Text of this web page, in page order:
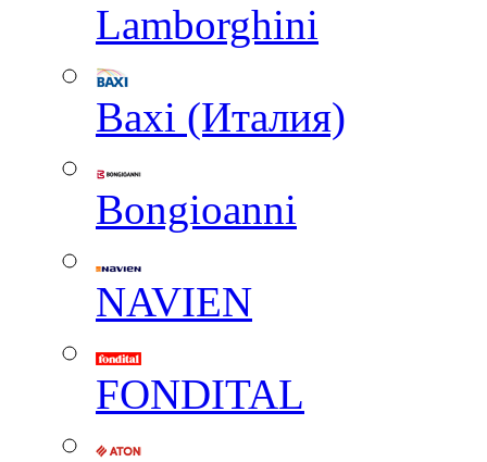
Lamborghini
Baxi (Италия)
Вongioanni
NAVIEN
FONDITAL